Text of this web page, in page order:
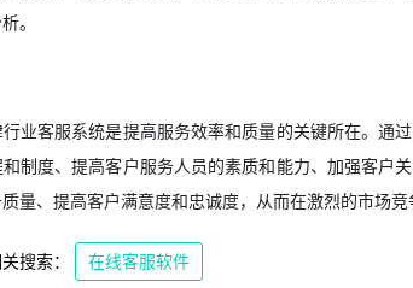
。
业客服系统是提高服务效率和质量的关键所在。通
制度、提高客户服务人员的素质和能力、加强客户
量、提高客户满意度和忠诚度，从而在激烈的市场竞
搜索： 在线客服软件